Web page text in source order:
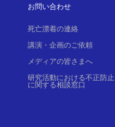
お問い合わせ
死亡漂着の連絡
講演・企画のご依頼
メディアの皆さまへ
研究活動における不正防止
に関する相談窓口